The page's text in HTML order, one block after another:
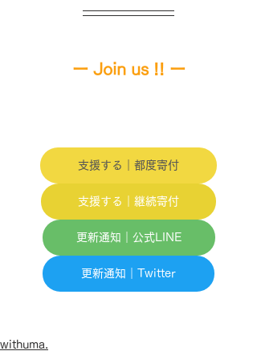
ー Join us !! ー
支援する｜都度寄付
支援する｜継続寄付
更新通知｜公式LINE
更新通知｜Twitter
withuma.